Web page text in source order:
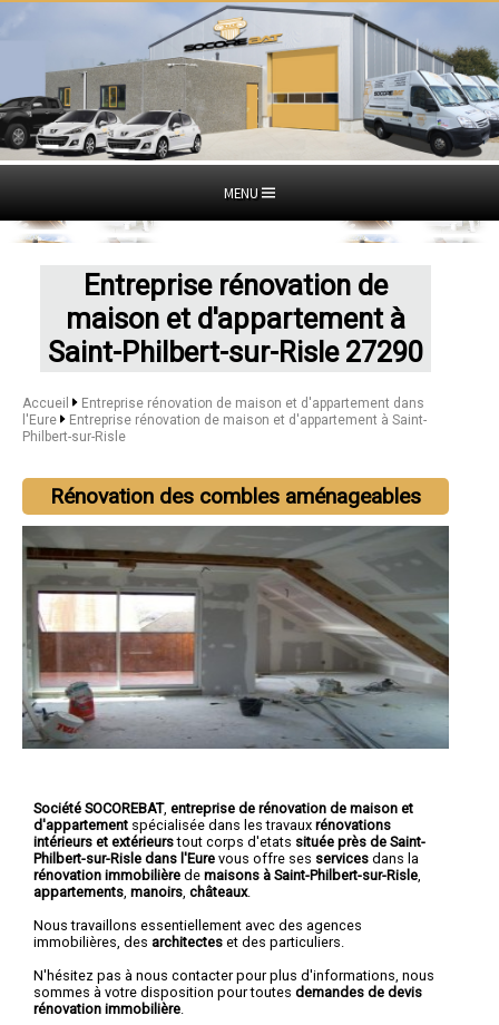
MENU
Entreprise rénovation de
maison et d'appartement à
Saint-Philbert-sur-Risle 27290
Accueil
Entreprise rénovation de maison et d'appartement dans
l'Eure
Entreprise rénovation de maison et d'appartement à Saint-
Philbert-sur-Risle
Rénovation des combles aménageables
Société SOCOREBAT, entreprise de rénovation de maison et
d'appartement spécialisée dans les travaux rénovations
intérieurs et extérieurstout corps d'etats située près de Saint-
Philbert-sur-Risle dans l'Eure vous offre ses services dans la
rénovation immobilière de maisons à Saint-Philbert-sur-Risle
appartements manoirs châteaux.
Nous travaillons essentiellement avec des agences
immobilières, des architectes et des particuliers.
N'hésitez pas à nous contacter pour plus d'informations, nous
sommes à votre disposition pour toutes demandes de devis
rénovation immobilière